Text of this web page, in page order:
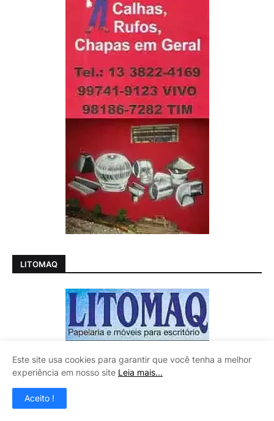
LITOMAQ
Este site usa cookies para garantir que você tenha a melhor
experiência em nosso site Leia mais...
Aceito !